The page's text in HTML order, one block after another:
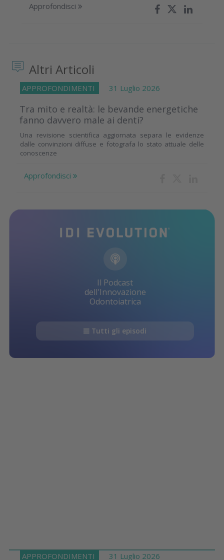
Approfondisci
Altri Articoli
APPROFONDIMENTI 31 Luglio 2026
Tra mito e realtà: le bevande energetiche
fanno davvero male ai denti?
Una revisione scientifica aggiornata separa le evidenze
dalle convinzioni diffuse e fotografa lo stato attuale delle
conoscenze
Approfondisci
Il Podcast
dell'Innovazione
Odontoiatrica
Tutti gli episodi
APPROFONDIMENTI 31 Luglio 2026